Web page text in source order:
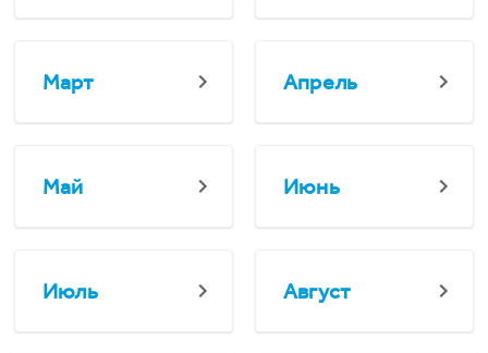
Март Апрель
Май Июнь
Июль Август